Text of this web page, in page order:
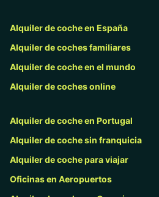
Alquiler de coche en España
Alquiler de coches familiares
Alquiler de coche en el mundo
Alquiler de coches online
Alquiler de coche en Portugal
Alquiler de coche sin franquicia
Alquiler de coche para viajar
Oficinas en Aeropuertos